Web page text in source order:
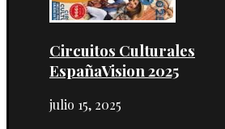
Circuitos Culturales
EspañaVision 2025
julio 15, 2025